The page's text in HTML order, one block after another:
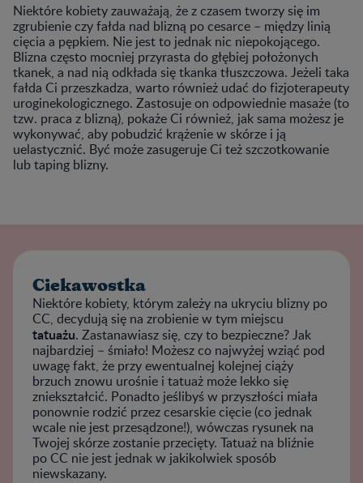
Niektóre kobiety zauważają, że z czasem tworzy się im
zgrubienie czy fałda nad blizną po cesarce – między linią
cięcia a pępkiem. Nie jest to jednak nic niepokojącego.
Blizna często mocniej przyrasta do głębiej położonych
tkanek, a nad nią odkłada się tkanka tłuszczowa. Jeżeli taka
fałda Ci przeszkadza, warto również udać do fizjoterapeuty
uroginekologicznego. Zastosuje on odpowiednie masaże (to
tzw. praca z blizną), pokaże Ci również, jak sama możesz je
wykonywać, aby pobudzić krążenie w skórze i ją
uelastycznić. Być może zasugeruje Ci też szczotkowanie
lub taping blizny.
Ciekawostka
Niektóre kobiety, którym zależy na ukryciu blizny po
CC, decydują się na zrobienie w tym miejscu
tatuażu. Zastanawiasz się, czy to bezpieczne? Jak
najbardziej – śmiało! Możesz co najwyżej wziąć pod
uwagę fakt, że przy ewentualnej kolejnej ciąży
brzuch znowu urośnie i tatuaż może lekko się
zniekształcić. Ponadto jeślibyś w przyszłości miała
ponownie rodzić przez cesarskie cięcie (co jednak
wcale nie jest przesądzone!), wówczas rysunek na
Twojej skórze zostanie przecięty. Tatuaż na bliźnie
po CC nie jest jednak w jakikolwiek sposób
niewskazany.